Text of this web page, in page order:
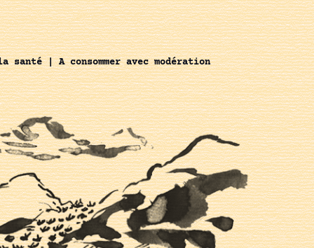
| A consommer avec modération